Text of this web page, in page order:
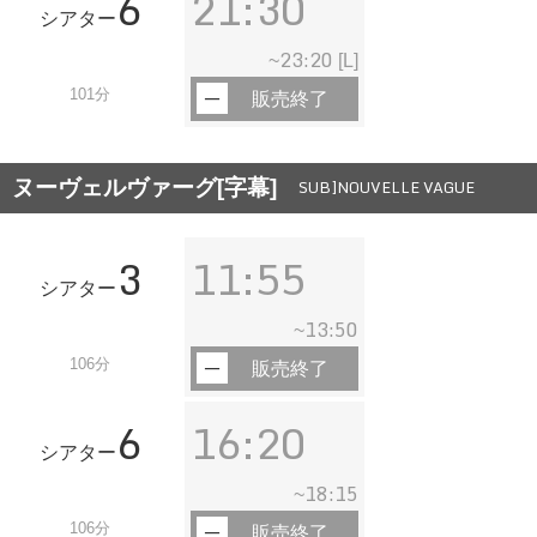
シアター
101分
~23:20 [L]
販売終了
ヌーヴェルヴァーグ[字幕] SUB]NOUVELLE VAGUE
シアター 3
106分
11:55
~13:50
販売終了
シアター 6
106分
16:20
~18:15
販売終了